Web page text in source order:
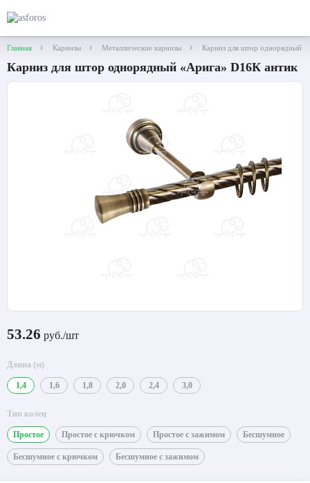
Главная Карнизы Металлические карнизы Карниз для штор однорядный
Карниз для штор однорядный «Арига» D16К антик
53.26 руб./шт
Длина (м)
1,4 1,6 1,8 2,0 2,4 3,0
Тип колец
Простое Простое с крючком Простое с зажимом Бесшумное
Бесшумное с крючком Бесшумное с зажимом